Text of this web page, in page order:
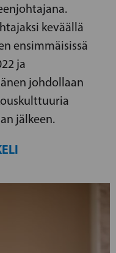
keväällä
ensimmäisissä
ja
johdollaan
jälkeen.